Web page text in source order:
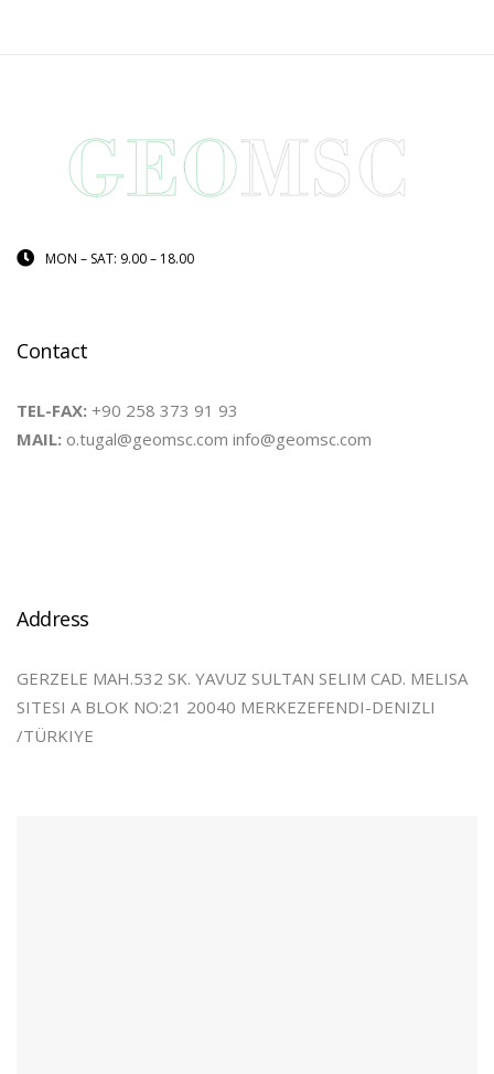
MON – SAT: 9.00 – 18.00
Contact
TEL-FAX: +90 258 373 91 93
MAIL: o.tugal@geomsc.com info@geomsc.com
Address
GERZELE MAH.532 SK. YAVUZ SULTAN SELIM CAD. MELISA
SITESI A BLOK NO:21 20040 MERKEZEFENDI-DENIZLI
/TÜRKIYE